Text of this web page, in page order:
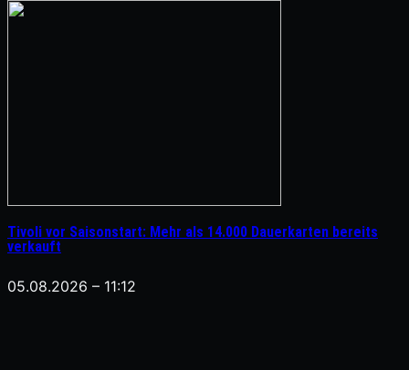
Tivoli vor Saisonstart: Mehr als 14.000 Dauerkarten bereits
verkauft
05.08.2026 – 11:12